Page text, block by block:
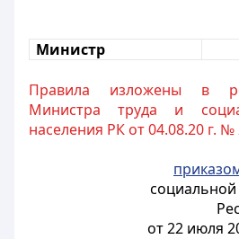
Министр
Правила изложены в
Министра труда и
населения РК от 04.08.20 г. №
от 22 июля